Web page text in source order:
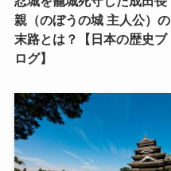
親（のぼうの城 主人公）の
末路とは？【日本の歴史ブ
ログ】